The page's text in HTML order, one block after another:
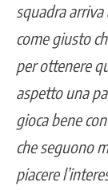
squadra arriva
come giusto
per ottenere
aspetto una
gioca bene
che seguono
piacere